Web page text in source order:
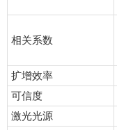
相关系数
扩增效率
可信度
激光光源